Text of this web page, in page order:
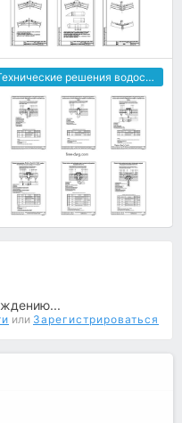
Технические решения водостоков
или Зарегистрироваться